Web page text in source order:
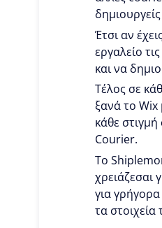
Έτσι αν
εργαλείο
και να
Τέλος σε
ξανά το Wix
κάθε
Courier.
To
χρειάζεσαι
για γρήγορα
τα